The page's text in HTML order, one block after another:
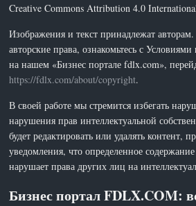
Creative Commons Attribution 4.0
Изображения и текст принадлежат
авторские права, ознакомьтесь с
на нашем «Бизнес портале fdlx.com»,
https://fdlx.com/about/copyright.
В своей работе мы стремится избегать
нарушения прав интеллектуальной
будет редактировать или удалять контент,
уведомления, что определенное
нарушает права других лиц на
Бизнес портал FDLX.COM: